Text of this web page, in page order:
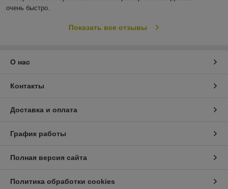
очень быстро.
Показать все отзывы
О нас
Контакты
Доставка и оплата
График работы
Полная версия сайта
Политика обработки cookies